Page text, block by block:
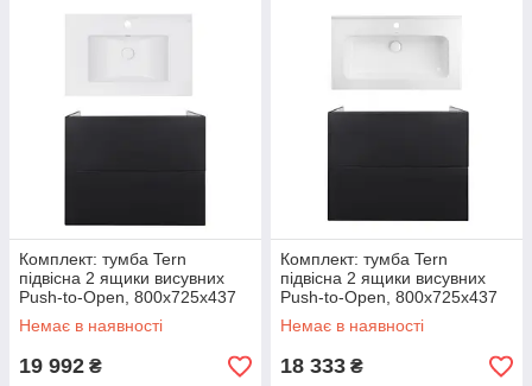
Комплект: тумба Tern
підвісна 2 ящики висувних
Push-to-Open, 800х725х437
мм Matt Black + раковина
Albatross E
Немає в наявності
19 992 ₴
Комплект: тумба Tern
підвісна 2 ящики висувних
Push-to-Open, 800х725х437
мм Matt Black + раковина
Albatross 01
Немає в наявності
18 333 ₴